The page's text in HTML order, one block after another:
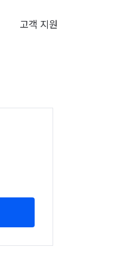
고객 지원